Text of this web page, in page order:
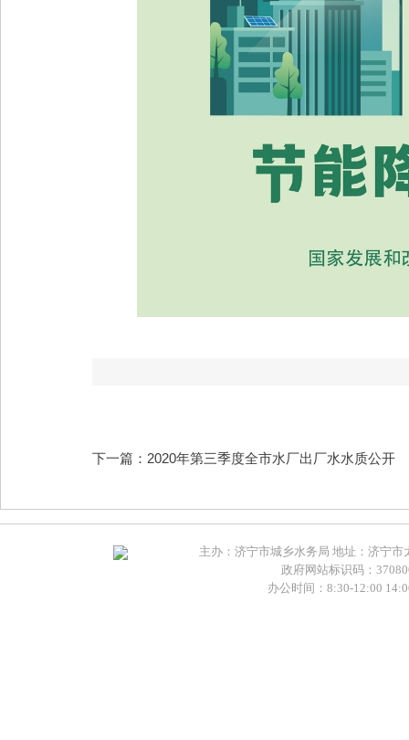
下一篇：2020年第三季度全市水厂出厂水水质公开
主办：济宁市城乡水务局 地址：济宁
政府网站标识码：
办公时间：8:30-12:00